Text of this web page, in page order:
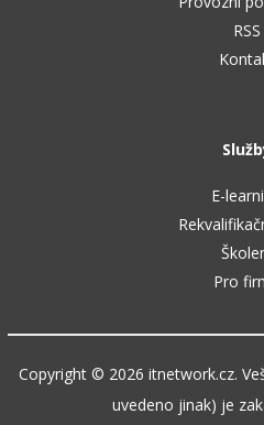
RSS
E-
Pro
Copyright © 2026 itnetwork.cz.
uvedeno jinak) je